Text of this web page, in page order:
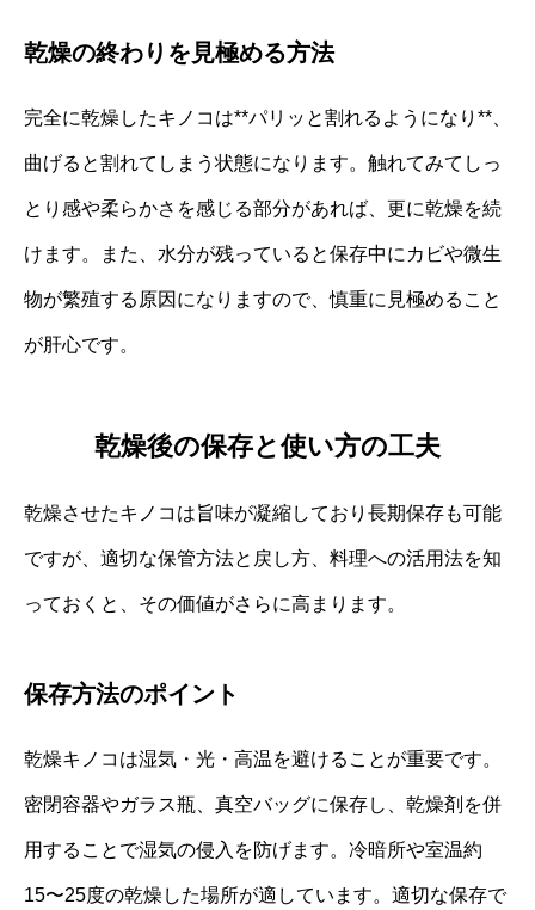
乾燥の終わりを見極める方法
完全に乾燥したキノコは**パリッと割れるようになり**、
曲げると割れてしまう状態になります。触れてみてしっ
とり感や柔らかさを感じる部分があれば、更に乾燥を続
けます。また、水分が残っていると保存中にカビや微生
物が繁殖する原因になりますので、慎重に見極めること
が肝心です。
乾燥後の保存と使い方の工夫
乾燥させたキノコは旨味が凝縮しており長期保存も可能
ですが、適切な保管方法と戻し方、料理への活用法を知
っておくと、その価値がさらに高まります。
保存方法のポイント
乾燥キノコは湿気・光・高温を避けることが重要です。
密閉容器やガラス瓶、真空バッグに保存し、乾燥剤を併
用することで湿気の侵入を防げます。冷暗所や室温約
15〜25度の乾燥した場所が適しています。適切な保存で